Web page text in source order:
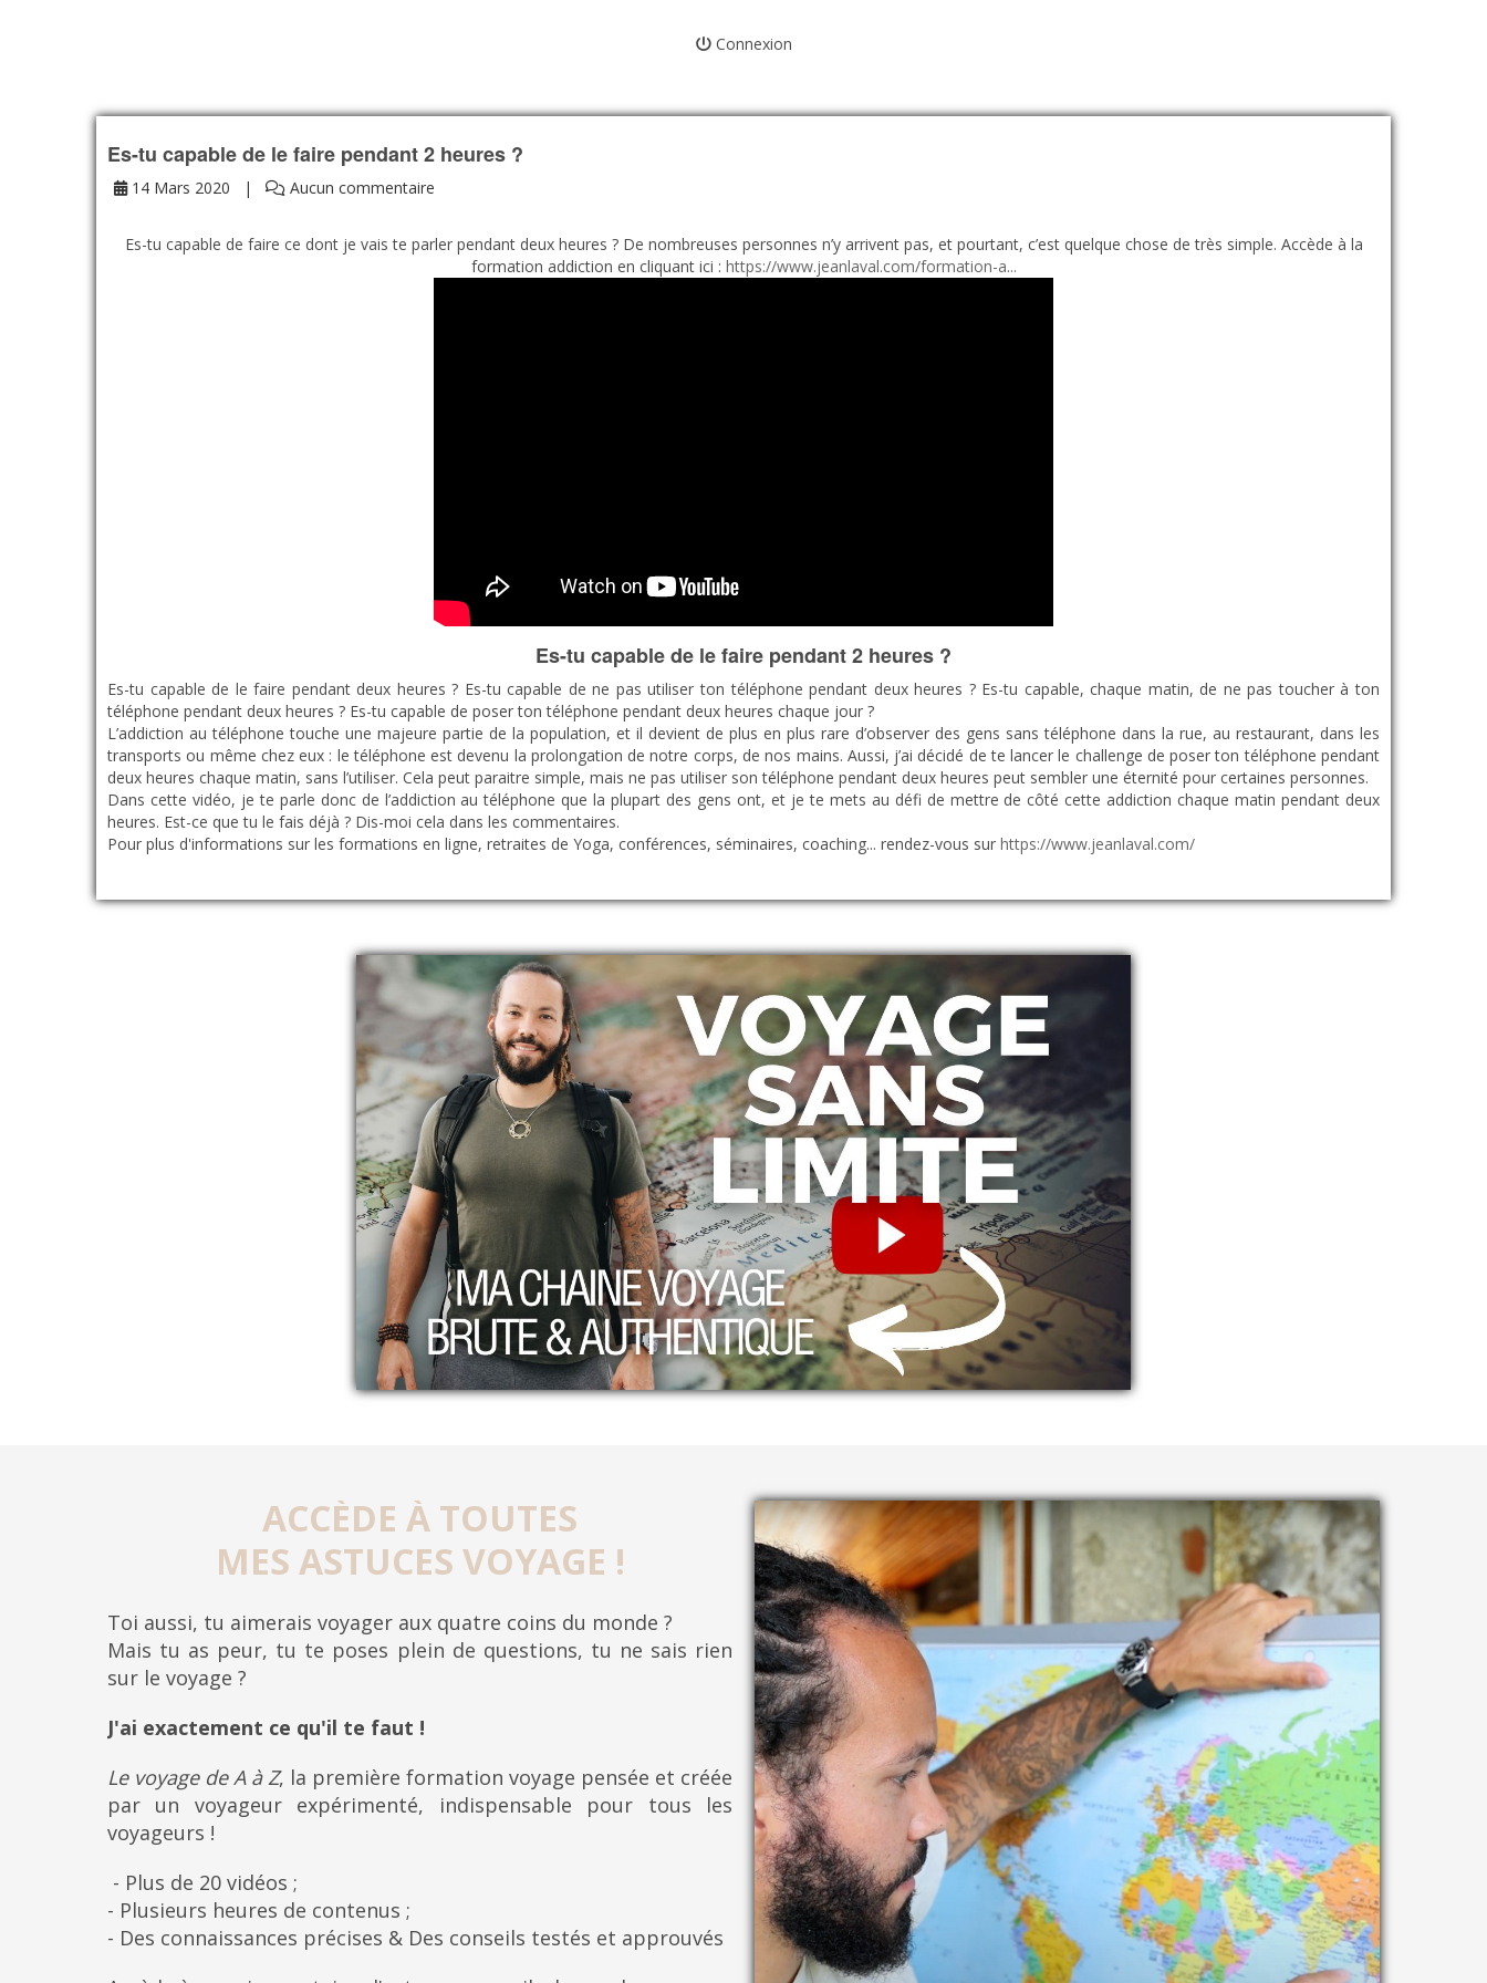
Connexion
Es-tu capable de le faire pendant 2 heures ?
14 Mars 2020 Aucun commentaire
Es-tu capable de faire ce dont je vais te parler pendant deux heures ? De nombreuses personnes n’y arrivent pas, et pourtant, c’est quelque chose de très simple. Accède à la
formation addiction en cliquant ici : https://www.jeanlaval.com/formation-a...
Es-tu capable de le faire pendant 2 heures ?
Es-tu capable de le faire pendant deux heures ? Es-tu capable de ne pas utiliser ton téléphone pendant deux heures ? Es-tu capable, chaque matin, de ne pas toucher à ton
téléphone pendant deux heures ? Es-tu capable de poser ton téléphone pendant deux heures chaque jour ?
L’addiction au téléphone touche une majeure partie de la population, et il devient de plus en plus rare d’observer des gens sans téléphone dans la rue, au restaurant, dans les
transports ou même chez eux : le téléphone est devenu la prolongation de notre corps, de nos mains. Aussi, j’ai décidé de te lancer le challenge de poser ton téléphone pendant
deux heures chaque matin, sans l’utiliser. Cela peut paraitre simple, mais ne pas utiliser son téléphone pendant deux heures peut sembler une éternité pour certaines personnes.
Dans cette vidéo, je te parle donc de l’addiction au téléphone que la plupart des gens ont, et je te mets au défi de mettre de côté cette addiction chaque matin pendant deux
heures. Est-ce que tu le fais déjà ? Dis-moi cela dans les commentaires.
Pour plus d'informations sur les formations en ligne, retraites de Yoga, conférences, séminaires, coaching... rendez-vous sur https://www.jeanlaval.com/
ACCÈDE À TOUTES
MES ASTUCES VOYAGE !
Toi aussi, tu aimerais voyager aux quatre coins du monde ?
Mais tu as peur, tu te poses plein de questions, tu ne sais rien
sur le voyage ?
J'ai exactement ce qu'il te faut !
Le voyage de A à Z, la première formation voyage pensée et créée
par un voyageur expérimenté, indispensable pour tous les
voyageurs !
- Plus de 20 vidéos ;
- Plusieurs heures de contenus ;
- Des connaissances précises & Des conseils testés et approuvés